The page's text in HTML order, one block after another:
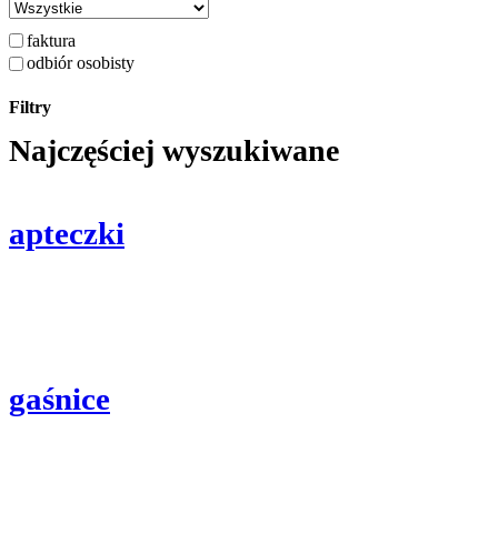
faktura
odbiór osobisty
Filtry
Najczęściej wyszukiwane
apteczki
gaśnice